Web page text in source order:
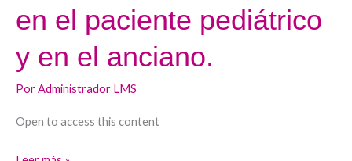
en el paciente pediátrico
y en el anciano.
PorAdministrador LMS
Open to access this content
endoscópica
el
y